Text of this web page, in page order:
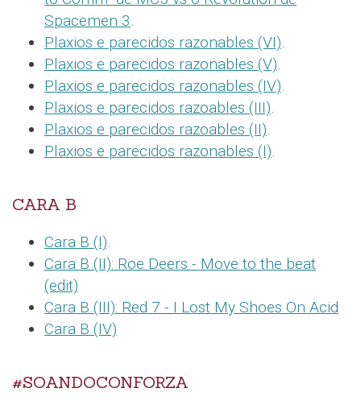
Spacemen 3.
Plaxios e parecidos razonables (VI).
Plaxios e parecidos razonables (V).
Plaxios e parecidos razonables (IV).
Plaxios e parecidos razoables (III).
Plaxios e parecidos razoables (II).
Plaxios e parecidos razonables (I).
CARA B
Cara B (I).
Cara B (II): Roe Deers - Move to the beat
(edit)
Cara B (III): Red 7 - I Lost My Shoes On Acid
Cara B (IV)
#SOANDOCONFORZA